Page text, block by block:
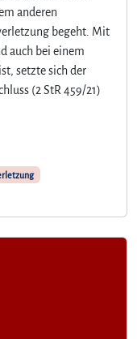
anderen
begeht. Mit
auch bei einem
setzte sich der
(2 StR 459/21)